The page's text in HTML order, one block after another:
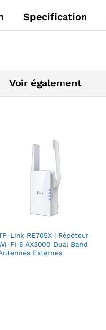
Specification
Voir également
Link RE705X | Répéteur
Fi 6 AX3000 Dual Band
Externes